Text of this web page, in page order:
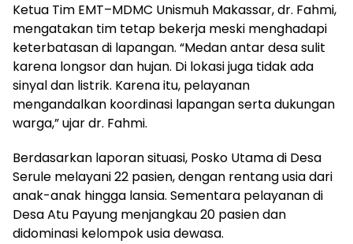
Ketua Tim EMT–MDMC Unismuh Makassar, dr. Fahmi,
mengatakan tim tetap bekerja meski menghadapi
keterbatasan di lapangan. “Medan antar desa sulit
karena longsor dan hujan. Di lokasi juga tidak ada
sinyal dan listrik. Karena itu, pelayanan
mengandalkan koordinasi lapangan serta dukungan
warga,” ujar dr. Fahmi.
Berdasarkan laporan situasi, Posko Utama di Desa
Serule melayani 22 pasien, dengan rentang usia dari
anak-anak hingga lansia. Sementara pelayanan di
Desa Atu Payung menjangkau 20 pasien dan
didominasi kelompok usia dewasa.